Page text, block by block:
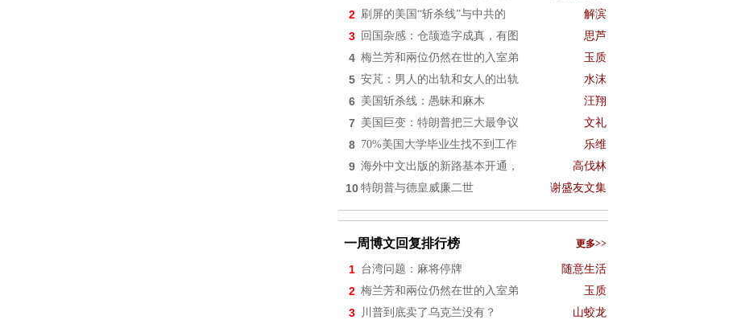
2 刷屏的美国“斩杀线”与中共的 解滨
3 回国杂感：仓颉造字成真，有图 思芦
4 梅兰芳和兩位仍然在世的入室弟 玉质
5 安芃：男人的出轨和女人的出轨 水沫
6 美国斩杀线：愚昧和麻木 汪翔
7 美国巨变：特朗普把三大最争议 文礼
8 70%美国大学毕业生找不到工作 乐维
9 海外中文出版的新路基本开通， 高伐林
10 特朗普与德皇威廉二世 谢盛友文集
一周博文回复排行榜 更多>>
1 台湾问题：麻将停牌 随意生活
2 梅兰芳和兩位仍然在世的入室弟 玉质
3 川普到底卖了乌克兰没有？ 山蛟龙